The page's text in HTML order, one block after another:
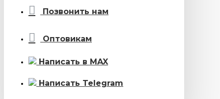
Позвонить нам
Оптовикам
Написать в MAX
Написать Telegram